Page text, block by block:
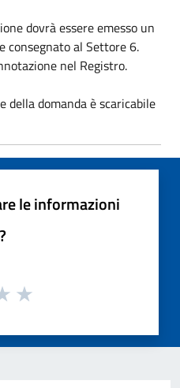
dovrà essere emesso un
consegnato al Settore 6.
nel Registro.
della domanda è scaricabile
le informazioni